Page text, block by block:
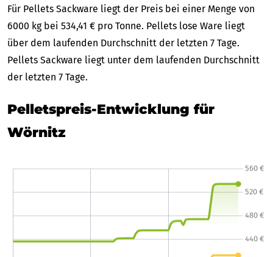
Für Pellets Sackware liegt der Preis bei einer Menge von
6000 kg bei 534,41 € pro Tonne. Pellets lose Ware liegt
über dem laufenden Durchschnitt der letzten 7 Tage.
Pellets Sackware liegt unter dem laufenden Durchschnitt
der letzten 7 Tage.
Pelletspreis-Entwicklung für
Wörnitz